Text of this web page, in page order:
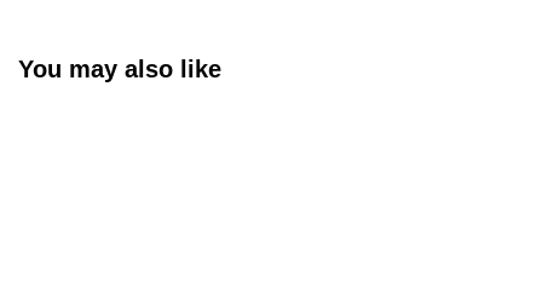
You may also like